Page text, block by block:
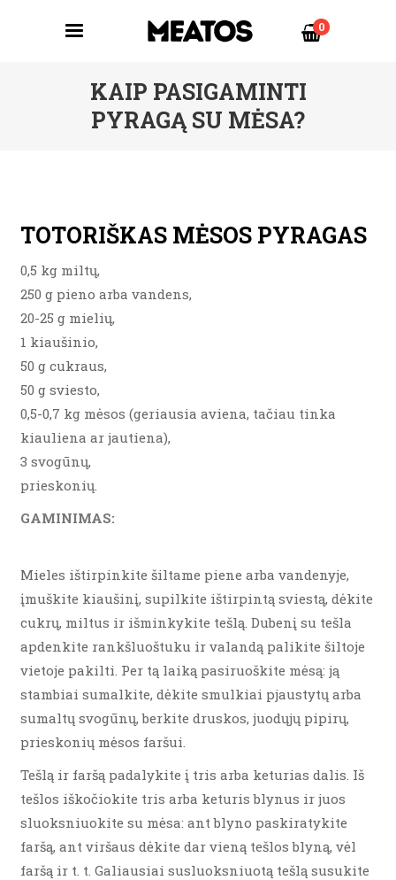
0
KAIP PASIGAMINTI
PYRAGĄ SU MĖSA?
TOTORIŠKAS MĖSOS PYRAGAS
0,5 kg miltų,
250 g pieno arba vandens,
20-25 g mielių,
1 kiaušinio,
50 g cukraus,
50 g sviesto,
0,5-0,7 kg mėsos (geriausia aviena, tačiau tinka
kiauliena ar jautiena),
3 svogūnų,
prieskonių.
GAMINIMAS:
Mieles ištirpinkite šiltame piene arba vandenyje,
įmuškite kiaušinį, supilkite ištirpintą sviestą, dėkite
cukrų, miltus ir išminkykite tešlą. Dubenį su tešla
apdenkite rankšluoštuku ir valandą palikite šiltoje
vietoje pakilti. Per tą laiką pasiruoškite mėsą: ją
stambiai sumalkite, dėkite smulkiai pjaustytų arba
sumaltų svogūnų, berkite druskos, juodųjų pipirų,
prieskonių mėsos faršui.
Tešlą ir faršą padalykite į tris arba keturias dalis. Iš
tešlos iškočiokite tris arba keturis blynus ir juos
sluoksniuokite su mėsa: ant blyno paskiratykite
faršą, ant viršaus dėkite dar vieną tešlos blyną, vėl
faršą ir t. t. Galiausiai susluoksniuotą tešlą susukite